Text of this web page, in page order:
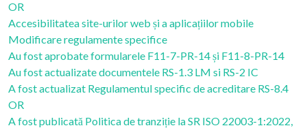
OR
Accesibilitatea site-urilor web și a aplicațiilor mobile
Modificare regulamente specifice
Au fost aprobate formularele F11-7-PR-14 și F11-8-PR-14
Au fost actualizate documentele RS-1.3 LM si RS-2 IC
A fost actualizat Regulamentul specific de acreditare RS-8.4
OR
A fost publicată Politica de tranziție la SR ISO 22003-1:2022,